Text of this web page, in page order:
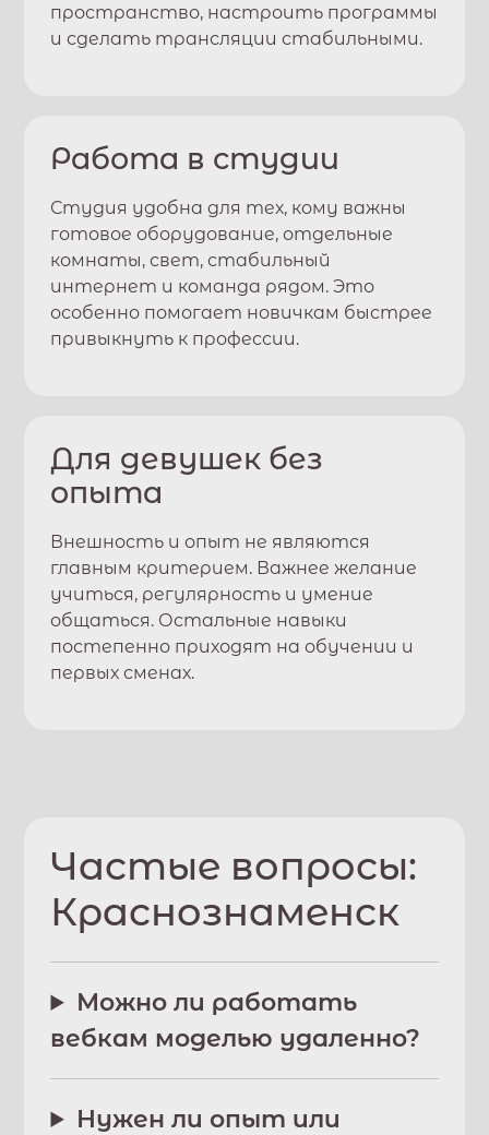
пространство, настроить программы
и сделать трансляции стабильными.
Работа в студии
Студия удобна для тех, кому важны
готовое оборудование, отдельные
комнаты, свет, стабильный
интернет и команда рядом. Это
особенно помогает новичкам быстрее
привыкнуть к профессии.
Для девушек без
опыта
Внешность и опыт не являются
главным критерием. Важнее желание
учиться, регулярность и умение
общаться. Остальные навыки
постепенно приходят на обучении и
первых сменах.
Частые вопросы:
Краснознаменск
Можно ли работать
вебкам моделью удаленно?
Нужен ли опыт или